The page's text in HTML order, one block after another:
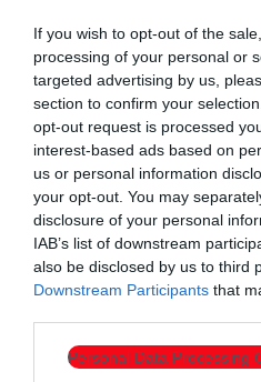
If you wish to opt-out of the
processing of your personal or
targeted advertising by us,
section to confirm your
opt-out request is processed
interest-based ads based on
us or personal information
your opt-out. You may
disclosure of your personal
IAB’s list of downstream
also be disclosed by us to third
Downstream Participants that
Personal Data Processing